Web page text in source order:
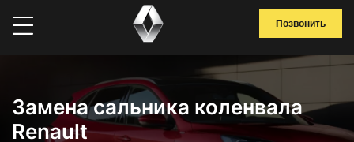
Позвонить
Замена сальника коленвала
Renault